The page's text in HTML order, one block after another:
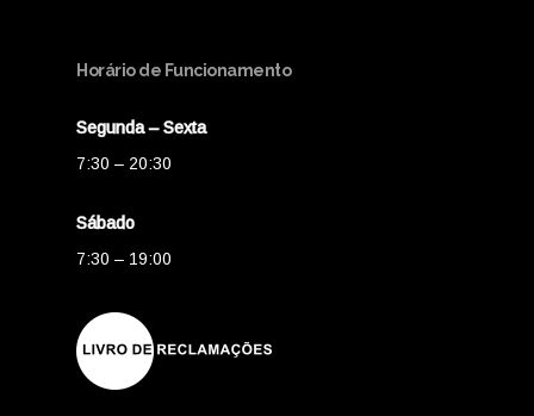
Horário de Funcionamento
Segunda – Sexta
7:30 – 20:30
Sábado
7:30 – 19:00